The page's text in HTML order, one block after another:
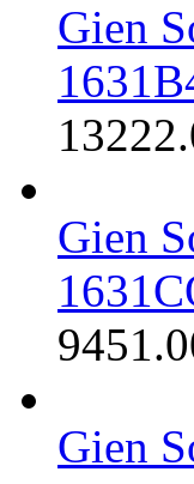
Gien
Gien
Gien